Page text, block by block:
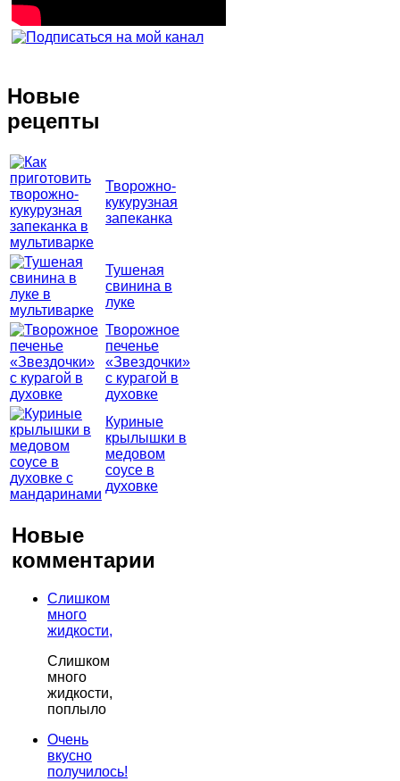
Новые
рецепты
Творожно-
кукурузная
запеканка
Тушеная
свинина в
луке
Творожное
печенье
«Звездочки»
с курагой в
духовке
Куриные
крылышки в
медовом
соусе в
духовке
Новые
комментарии
Слишком
много
жидкости,
Слишком
много
жидкости,
поплыло
Очень
вкусно
получилось!